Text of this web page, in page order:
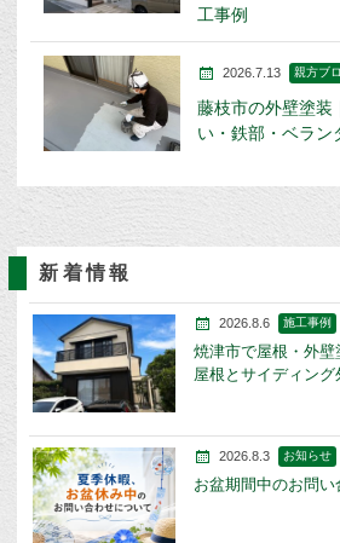
工事例
2026.7.13 親方ブ
藤枝市の外壁塗装
い・鉄部・ベラン
新着情報
2026.8.6 施工事例
焼津市で屋根・外
屋根とサイディング
2026.8.3 お知らせ
お盆期間中のお問